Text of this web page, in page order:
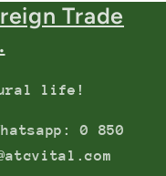
Trade
life!
0 850